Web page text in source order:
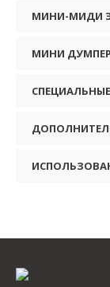
МИНИ-МИДИ
МИНИ